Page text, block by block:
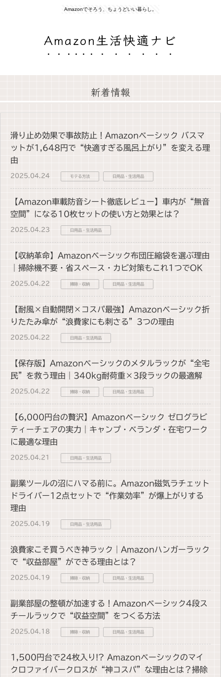
Amazonでそろう、ちょうどいい暮らし。
Amazon生活快適ナビ
新着情報
滑り止め効果で事故防止！Amazonベーシック バスマ
ットが1,648円で“快適すぎる風呂上がり”を変える理
由
2025.04.24 モテる方法 日用品・生活用品
【Amazon車載防音シート徹底レビュー】車内が“無音
空間”になる10枚セットの使い方と効果とは？
2025.04.23 日用品・生活用品
【収納革命】Amazonベーシック布団圧縮袋を選ぶ理由
｜掃除機不要・省スペース・カビ対策もこれ1つでOK
2025.04.22 掃除・収納 日用品・生活用品
【耐風×自動開閉×コスパ最強】Amazonベーシック折
りたたみ傘が“浪費家にも刺さる”3つの理由
2025.04.22 日用品・生活用品
【保存版】Amazonベーシックのメタルラックが“全宅
民”を救う理由｜340kg耐荷重×3段ラックの最適解
2025.04.22 掃除・収納 日用品・生活用品
【6,000円台の贅沢】Amazonベーシック ゼログラビ
ティーチェアの実力｜キャンプ・ベランダ・在宅ワーク
に最適な理由
2025.04.21 日用品・生活用品
副業ツールの沼にハマる前に。Amazon磁気ラチェット
ドライバー12点セットで“作業効率”が爆上がりする
理由
2025.04.19 日用品・生活用品
浪費家こそ買うべき神ラック｜Amazonハンガーラック
で“収益部屋”ができる理由とは？
2025.04.19 掃除・収納 日用品・生活用品
副業部屋の整頓が加速する！Amazonベーシック4段ス
チールラックで“収益空間”をつくる方法
2025.04.18 掃除・収納 日用品・生活用品
1,500円台で24枚入り!? Amazonベーシックのマイ
クロファイバークロスが“神コスパ”な理由とは？掃除